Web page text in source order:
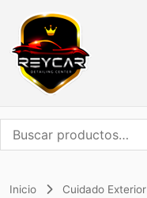
Buscar
por:
Inicio Cuidado Exterior